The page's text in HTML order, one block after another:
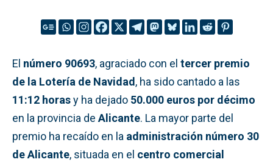
El número 90693, agraciado con el tercer premio
de la Lotería de Navidad, ha sido cantado a las
11:12 horasy ha dejado 50.000 euros por décimo
en la provincia de Alicante. La mayor parte del
premio ha recaído en la administración número 30
de Alicante, situada en el centro comercial